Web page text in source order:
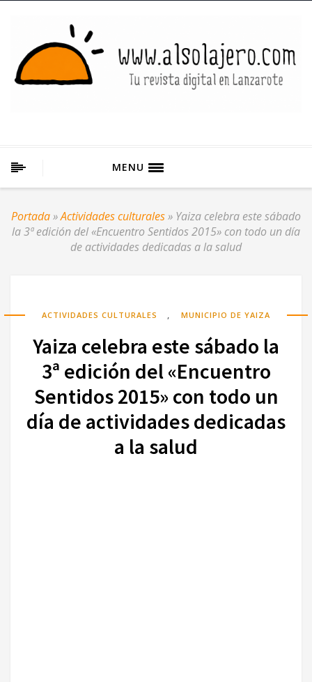
MENU
Portada»Actividades culturales» Yaiza celebra este sábado
la 3ª edición del «Encuentro Sentidos 2015» con todo un día
de actividades dedicadas a la salud
ACTIVIDADES CULTURALES , MUNICIPIO DE YAIZA
Yaiza celebra este sábado la
3ª edición del «Encuentro
Sentidos 2015» con todo un
día de actividades dedicadas
a la salud